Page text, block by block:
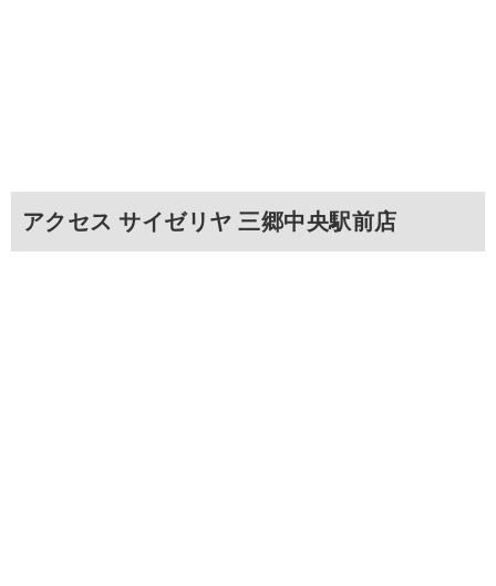
アクセス サイゼリヤ 三郷中央駅前店